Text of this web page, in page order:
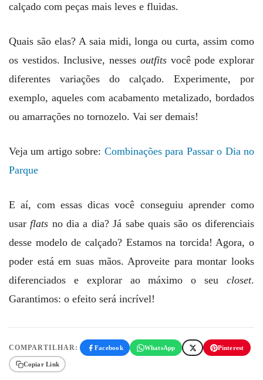
calçado com peças mais leves e fluidas.
Quais são elas? A saia midi, longa ou curta, assim como
os vestidos. Inclusive, nesses outfitsvocê pode explorar
diferentes variações do calçado. Experimente, por
exemplo, aqueles com acabamento metalizado, bordados
ou amarrações no tornozelo. Vai ser demais!
Veja um artigo sobre: Combinações para Passar o Dia no
Parque
E aí, com essas dicas você conseguiu aprender como
usar flats no dia a dia? Já sabe quais são os diferenciais
desse modelo de calçado? Estamos na torcida! Agora, o
poder está em suas mãos. Aproveite para montar looks
diferenciados e explorar ao máximo o seu closet.
Garantimos: o efeito será incrível!
COMPARTILHAR: Facebook WhatsApp Pinterest
Copiar Link